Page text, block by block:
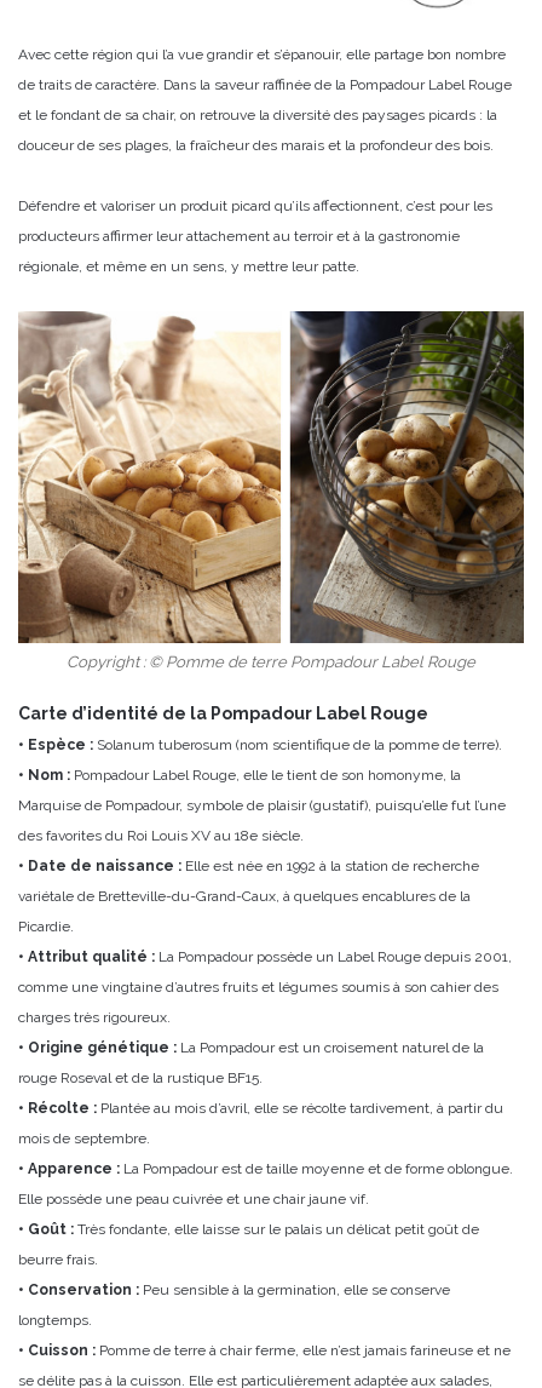
Avec cette région qui l’a vue grandir et s’épanouir, elle partage bon nombre
de traits de caractère. Dans la saveur raffinée de la Pompadour Label Rouge
et le fondant de sa chair, on retrouve la diversité des paysages picards : la
douceur de ses plages, la fraîcheur des marais et la profondeur des bois.
Défendre et valoriser un produit picard qu’ils affectionnent, c’est pour les
producteurs affirmer leur attachement au terroir et à la gastronomie
régionale, et même en un sens, y mettre leur patte.
Copyright : © Pomme de terre Pompadour Label Rouge
Carte d’identité de la Pompadour Label Rouge
• Espèce : Solanum tuberosum (nom scientifique de la pomme de terre).
• Nom : Pompadour Label Rouge, elle le tient de son homonyme, la
Marquise de Pompadour, symbole de plaisir (gustatif), puisqu’elle fut l’une
des favorites du Roi Louis XV au 18e siècle.
• Date de naissance : Elle est née en 1992 à la station de recherche
variétale de Bretteville-du-Grand-Caux, à quelques encablures de la
Picardie.
• Attribut qualité : La Pompadour possède un Label Rouge depuis 2001,
comme une vingtaine d’autres fruits et légumes soumis à son cahier des
charges très rigoureux.
• Origine génétique : La Pompadour est un croisement naturel de la
rouge Roseval et de la rustique BF15.
• Récolte : Plantée au mois d’avril, elle se récolte tardivement, à partir du
mois de septembre.
• Apparence : La Pompadour est de taille moyenne et de forme oblongue.
Elle possède une peau cuivrée et une chair jaune vif.
• Goût : Très fondante, elle laisse sur le palais un délicat petit goût de
beurre frais.
• Conservation : Peu sensible à la germination, elle se conserve
longtemps.
• Cuisson : Pomme de terre à chair ferme, elle n’est jamais farineuse et ne
se délite pas à la cuisson. Elle est particulièrement adaptée aux salades,